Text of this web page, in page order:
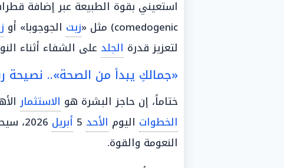
comedogenic) مثل «
زيت الجوجوبا» أو
لتعزيز قدرة الجلد على الشفاء أثناء
«جمالكِ يبدأ من الصحة».. نصيحة ربيع
ختاماً، إن حاجز البشرة هو الاستثمار
الخطوات اليوم الأحد أبريل
النعومة والقوة.